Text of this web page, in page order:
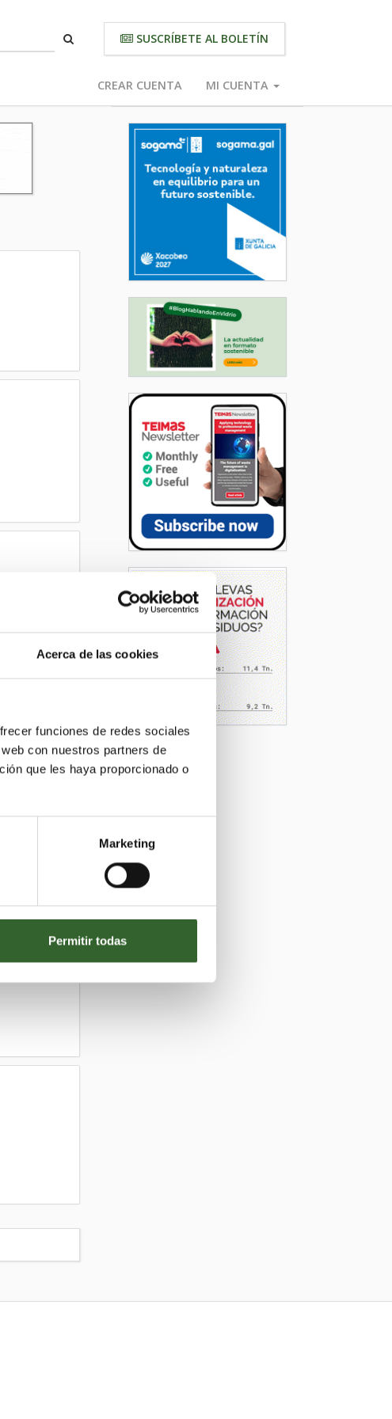
Acerca de las cookies
funciones de redes sociales
con nuestros partners de
que les haya proporcionado o
Marketing
Permitir todas
SUSCRÍBETE AL BOLETÍN
CREAR CUENTA MI CUENTA